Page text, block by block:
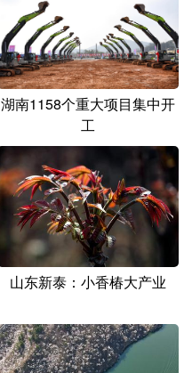
湖北 湖南
海南 重庆
云南 西藏
黑龙江
Français عربى
日本語 한국어
湖南1158个重大项目集中开
工
山东新泰：小香椿大产业